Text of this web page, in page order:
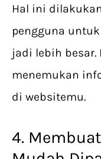
Hal ini
pengguna
jadi lebih besar.
menemukan
di websitemu.
4.